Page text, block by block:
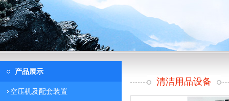
产品展示
空压机及配套装置
清洁用品设备